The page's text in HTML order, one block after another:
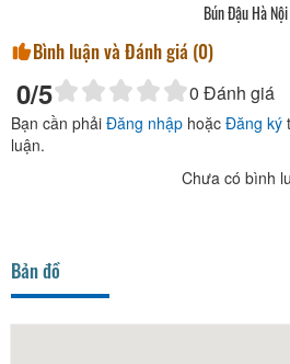
Bún Đậu Hà Nội
Bình luận và Đánh giá (0)
0/5 0 Đánh giá
Bạn cần phải Đăng nhập hoặc Đăng ký
luận.
Chưa có bình
Bản đồ